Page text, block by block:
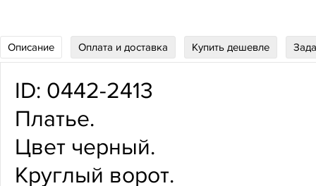
Описание Оплата и доставка Купить дешевле
ID: 0442-2413
Платье.
Цвет черный.
Круглый ворот.